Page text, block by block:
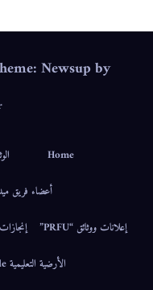
Newsup by
Home
أعضاء فريق
إعلانات ووثائق “PRFU”
الأرضية التعليمية moodle